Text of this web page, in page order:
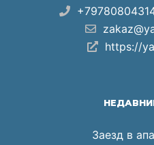
https://
Заезд в